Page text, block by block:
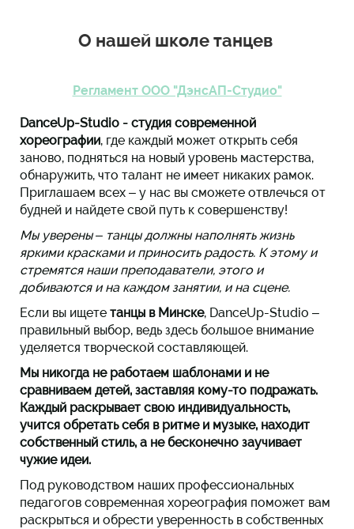
О нашей школе танцев
Регламент ООО "ДэнсАП-Студио"
DanceUp-Studio - студия современной
хореографии, где каждый может открыть себя
заново, подняться на новый уровень мастерства,
обнаружить, что талант не имеет никаких рамок.
Приглашаем всех – у нас вы сможете отвлечься от
будней и найдете свой путь к совершенству!
Мы уверены – танцы должны наполнять жизнь
яркими красками и приносить радость. К этому и
стремятся наши преподаватели, этого и
добиваются и на каждом занятии, и на сцене.
Если вы ищете танцы в Минске, DanceUp-Studio –
правильный выбор, ведь здесь большое внимание
уделяется творческой составляющей.
Мы никогда не работаем шаблонами и не
сравниваем детей, заставляя кому-то подражать.
Каждый раскрывает свою индивидуальность,
учится обретать себя в ритме и музыке, находит
собственный стиль, а не бесконечно заучивает
чужие идеи.
Под руководством наших профессиональных
педагогов современная хореография поможет вам
раскрыться и обрести уверенность в собственных